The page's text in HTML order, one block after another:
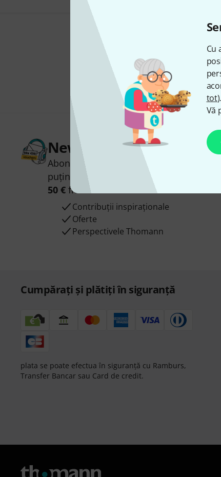
Cu
tot).
Vă
Newsletter Thomann
Abonați-vă la buletinul informativ
puțin noroc, puteți câștiga unul dintre
50 €fiecare!
Contribuții inspiraționale
Oferte
Perspectivele Thomann
Cumpărați și plătiți în siguranță
plata se poate efectua în siguranță cu Ramburs,
Transfer Bancar sau Card de credit.